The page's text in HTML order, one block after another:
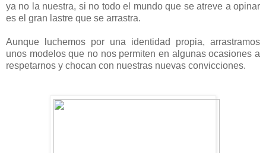
ya no la nuestra, si no todo el mundo que se atreve a opinar
es el gran lastre que se arrastra.
Aunque luchemos por una identidad propia, arrastramos
unos modelos que no nos permiten en algunas ocasiones a
respetarnos y chocan con nuestras nuevas convicciones.